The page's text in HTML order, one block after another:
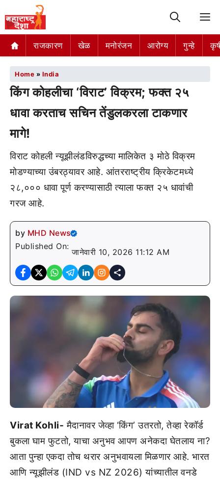
राजकारण खेळ मनोरंजन आरोग्य गुन्हे
Home » India
किंग कोहलीचा ‘विराट’ विक्रम; फक्त २५
धावा करताच सचिन तेंडुलकरला टाकणार
मागे!
विराट कोहली न्यूझीलंडविरुद्धच्या मालिकेत ३ मोठे विक्रम
मोडण्याच्या उंबरठ्यावर आहे. आंतरराष्ट्रीय क्रिकेटमध्ये
२८,००० धावा पूर्ण करण्यासाठी त्याला फक्त २५ धावांची
गरज आहे.
by MHD News
Published On:
जानेवारी 10, 2026 11:12 AM
Virat Kohli- मैदानावर जेव्हा ‘किंग’ उतरतो, तेव्हा रेकॉर्ड
बुकला घाम फुटतो, याचा अनुभव आपण अनेकदा घेतलाय ना?
आता पुन्हा एकदा तोच थरार अनुभवायला मिळणार आहे. भारत
आणि न्यूझीलंड (IND vs NZ 2026) यांच्यातील वनडे